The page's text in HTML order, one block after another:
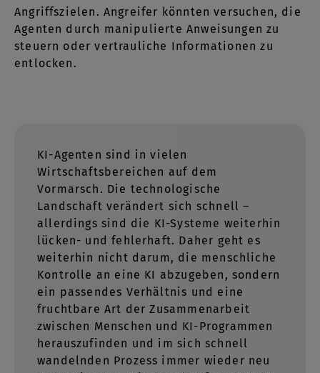
Angriffszielen. Angreifer könnten versuchen, die
Agenten durch manipulierte Anweisungen zu
steuern oder vertrauliche Informationen zu
entlocken.
KI-Agenten sind in vielen
Wirtschaftsbereichen auf dem
Vormarsch. Die technologische
Landschaft verändert sich schnell –
allerdings sind die KI-Systeme weiterhin
lücken- und fehlerhaft. Daher geht es
weiterhin nicht darum, die menschliche
Kontrolle an eine KI abzugeben, sondern
ein passendes Verhältnis und eine
fruchtbare Art der Zusammenarbeit
zwischen Menschen und KI-Programmen
herauszufinden und im sich schnell
wandelnden Prozess immer wieder neu